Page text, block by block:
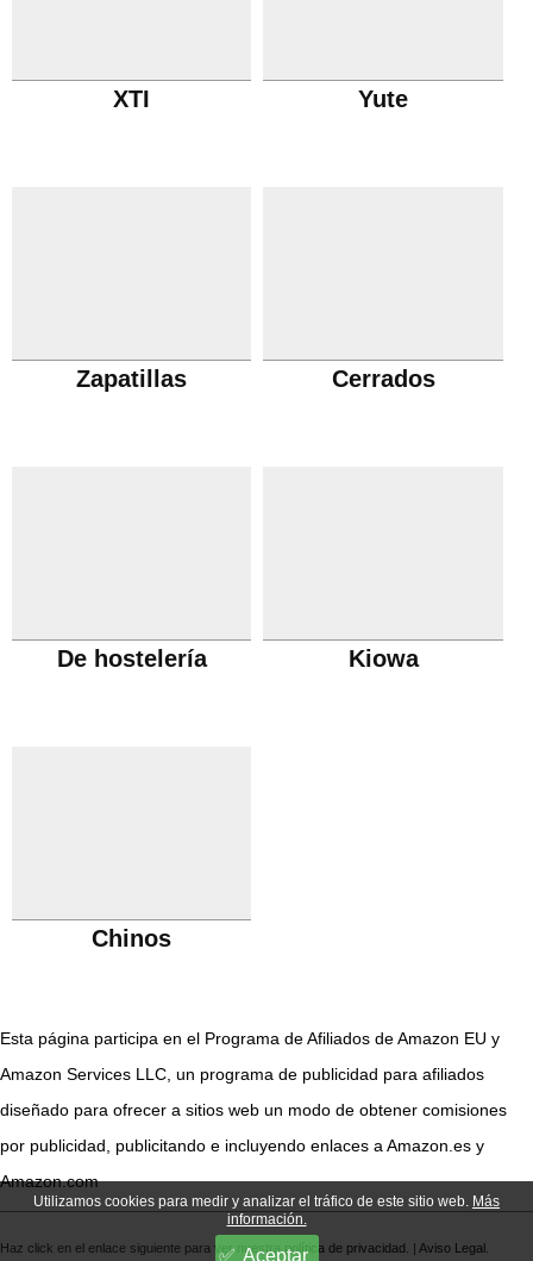
XTI Yute
Zapatillas Cerrados
De hostelería Kiowa
Chinos
Esta página participa en el Programa de Afiliados de Amazon EU y
Amazon Services LLC, un programa de publicidad para afiliados
diseñado para ofrecer a sitios web un modo de obtener comisiones
por publicidad, publicitando e incluyendo enlaces a Amazon.es y
Amazon.com
Haz click en el enlace siguiente para ver nuestra política de privacidad Aviso Legal
Utilizamos cookies para medir y analizar el tráfico de este sitio web. Más
información.
Aceptar